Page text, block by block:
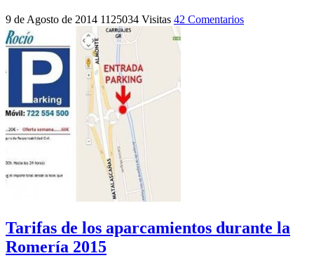
9 de Agosto de 2014 1125034 Visitas 42 Comentarios
Tarifas de los aparcamientos durante la
Romería 2015